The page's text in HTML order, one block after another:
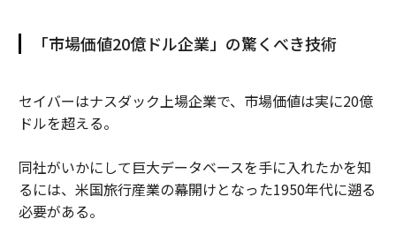
「市場価値20億ドル企業」の驚くべき技術
セイバーはナスダック上場企業で、市場価値は実に20億
ドルを超える。
同社がいかにして巨大データベースを手に入れたかを知
るには、米国旅行産業の幕開けとなった1950年代に遡る
必要がある。